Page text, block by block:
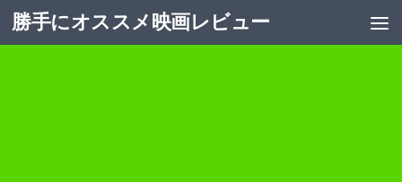
コンテンツへスキップ
勝手にオススメ映画レビュー